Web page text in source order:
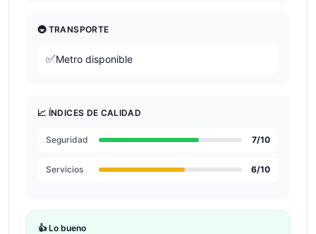
🚇 TRANSPORTE
✅Metro disponible
📈 ÍNDICES DE CALIDAD
Seguridad 7/10
Servicios 6/10
👍 Lo bueno